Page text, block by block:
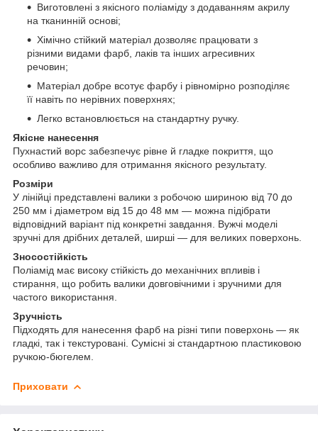
Виготовлені з якісного поліаміду з додаванням акрилу
на тканинній основі;
Хімічно стійкий матеріал дозволяє працювати з
різними видами фарб, лаків та інших агресивних
речовин;
Матеріал добре всотує фарбу і рівномірно розподіляє
її навіть по нерівних поверхнях;
Легко встановлюється на стандартну ручку.
Якісне нанесення
Пухнастий ворс забезпечує рівне й гладке покриття, що
особливо важливо для отримання якісного результату.
Розміри
У лінійці представлені валики з робочою шириною від 70 до
250 мм і діаметром від 15 до 48 мм — можна підібрати
відповідний варіант під конкретні завдання. Вужчі моделі
зручні для дрібних деталей, ширші — для великих поверхонь.
Зносостійкість
Поліамід має високу стійкість до механічних впливів і
стирання, що робить валики довговічними і зручними для
частого використання.
Зручність
Підходять для нанесення фарб на різні типи поверхонь — як
гладкі, так і текстуровані. Сумісні зі стандартною пластиковою
ручкою-бюгелем.
Приховати